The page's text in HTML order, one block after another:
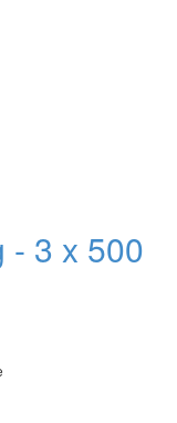
- 3 x 500